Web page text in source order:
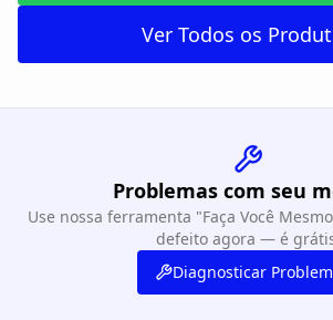
Ver Todos os
Problemas com seu
Use nossa ferramenta "Faça Você
defeito agora — é
Diagnosticar